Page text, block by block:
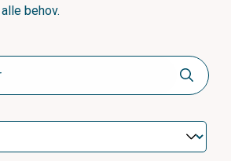
behov.